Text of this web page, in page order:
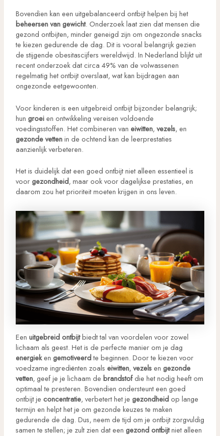
Bovendien kan een uitgebalanceerd ontbijt helpen bij het
beheersen van gewicht. Onderzoek laat zien dat mensen die
gezond ontbijten, minder geneigd zijn om ongezonde snacks
te kiezen gedurende de dag. Dit is vooral belangrijk gezien
de stijgende obesitascijfers wereldwijd. In Nederland blijkt uit
recent onderzoek dat circa 49% van de volwassenen
regelmatig het ontbijt overslaat, wat kan bijdragen aan
ongezonde eetgewoonten.
Voor kinderen is een uitgebreid ontbijt bijzonder belangrijk;
hun groeien ontwikkeling vereisen voldoende
voedingsstoffen. Het combineren van eiwitten, vezels, en
gezonde vettenin de ochtend kan de leerprestaties
aanzienlijk verbeteren.
Het is duidelijk dat een goed ontbijt niet alleen essentieel is
voorgezondheid, maar ook voor dagelijkse prestaties, en
daarom zou het prioriteit moeten krijgen in ons leven.
Een uitgebreid ontbijtbiedt tal van voordelen voor zowel
lichaam als geest. Het is de perfecte manier om je dag
energieken gemotiveerdte beginnen. Door te kiezen voor
voedzame ingrediënten zoals eiwitten, vezelsen gezonde
vetten, geef je je lichaam de brandstofdie het nodig heeft om
optimaal te presteren. Bovendien ondersteunt een goed
ontbijt je concentratie, verbetert het je gezondheidop lange
termijn en helpt het je om gezonde keuzes te maken
gedurende de dag. Dus, neem de tijd om je ontbijt zorgvuldig
samen te stellen; je zult zien dat een gezond ontbijtniet alleen